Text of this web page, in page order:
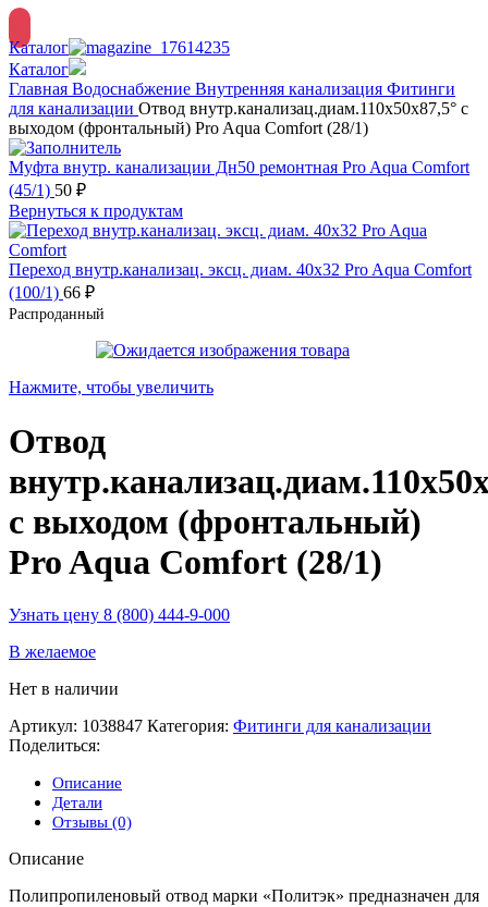
Каталог
Каталог
Главная Водоснабжение Внутренняя канализация Фитинги
для канализации Отвод внутр.канализац.диам.110х50х87,5° с
выходом (фронтальный) Pro Aqua Comfort (28/1)
Муфта внутр. канализации Дн50 ремонтная Pro Aqua Comfort
(45/1) 50 ₽
Вернуться к продуктам
Переход внутр.канализац. эксц. диам. 40х32 Pro Aqua Comfort
(100/1) 66 ₽
Распроданный
Нажмите, чтобы увеличить
Отвод
с выходом (фронтальный)
Pro Aqua Comfort (28/1)
Узнать цену 8 (800) 444-9-000
В желаемое
Нет в наличии
Артикул: 1038847 Категория: Фитинги для канализации
Поделиться:
Описание
Детали
Отзывы (0)
Описание
Полипропиленовый отвод марки «Политэк» предназначен для